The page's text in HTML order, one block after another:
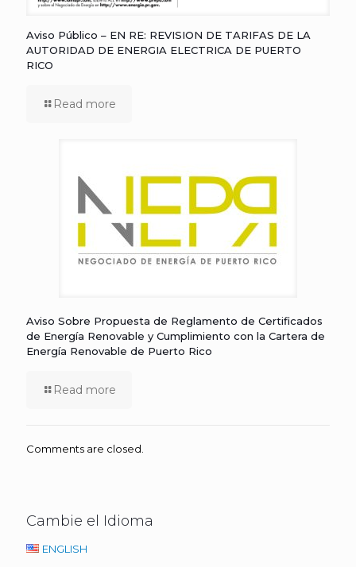
Aviso Público – EN RE: REVISION DE TARIFAS DE LA
AUTORIDAD DE ENERGIA ELECTRICA DE PUERTO
RICO
Read more
Aviso Sobre Propuesta de Reglamento de Certificados
de Energía Renovable y Cumplimiento con la Cartera de
Energía Renovable de Puerto Rico
Read more
Comments are closed.
Cambie el Idioma
ENGLISH